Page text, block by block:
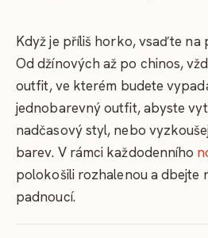
Když je příliš horko, vsaďte na
Od džínových až po chinos,
outfit, ve kterém budete
jednobarevný outfit, abyste
nadčasový styl, nebo
barev. V rámci každodenního
polokošili rozhalenou a dbejte
padnoucí.